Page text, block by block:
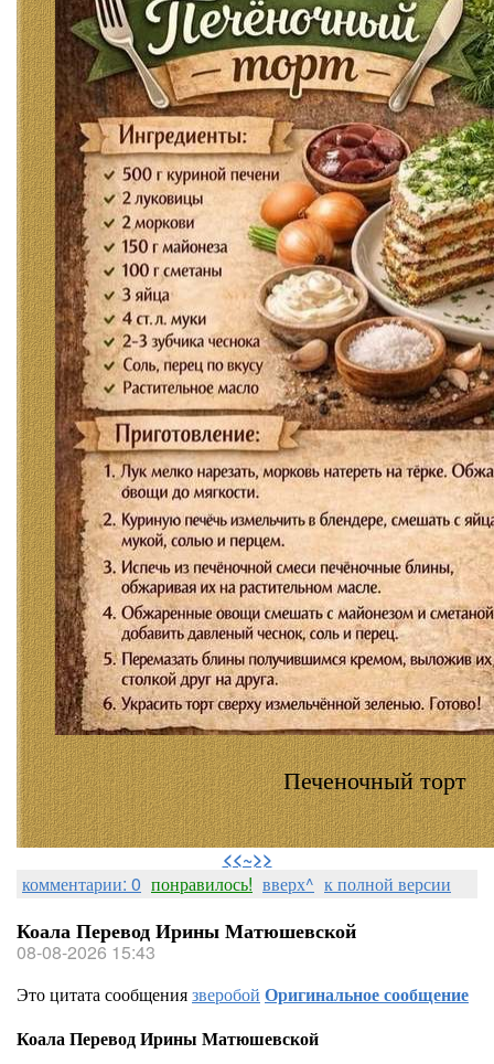
Печеночный торт
⠀
<<~>>
комментарии: 0 понравилось! вверх^ к полной версии
Коала Перевод Ирины Матюшевской
08-08-2026 15:43
Это цитата сообщениязверобой Оригинальное сообщение
Коала Перевод Ирины Матюшевской